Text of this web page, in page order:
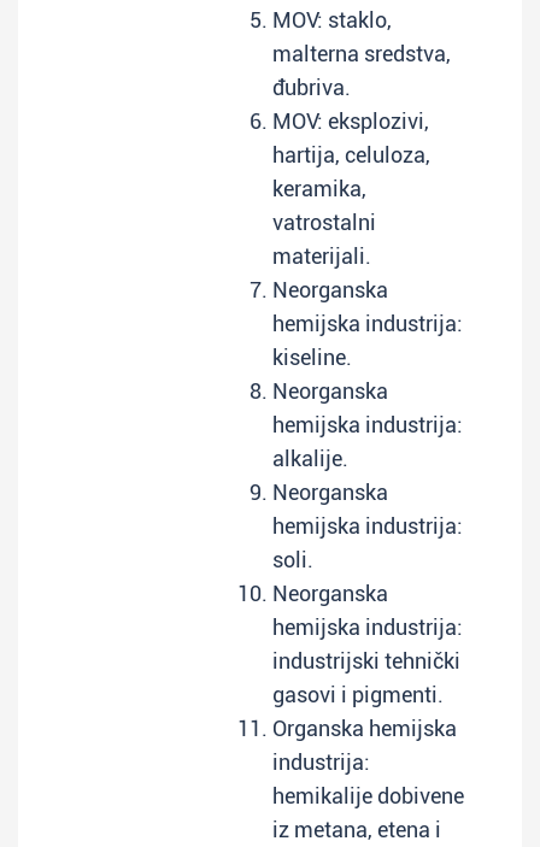
MOV: staklo,
malterna sredstva,
đubriva.
MOV: eksplozivi,
hartija, celuloza,
keramika,
vatrostalni
materijali.
Neorganska
hemijska industrija:
kiseline.
Neorganska
hemijska industrija:
alkalije.
Neorganska
hemijska industrija:
soli.
Neorganska
hemijska industrija:
industrijski tehnički
gasovi i pigmenti.
Organska hemijska
industrija:
hemikalije dobivene
iz metana, etena i